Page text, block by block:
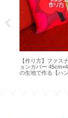
【作り方】ファス
ョンカバー
の生地で作る【ハ